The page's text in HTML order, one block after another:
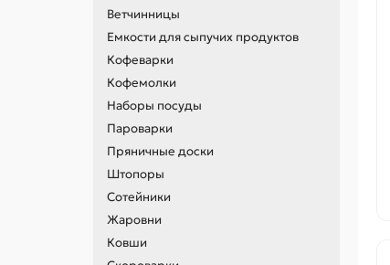
Ветчинницы
Емкости для сыпучих продуктов
Кофеварки
Кофемолки
Наборы посуды
Пароварки
Пряничные доски
Штопоры
Сотейники
Жаровни
Ковши